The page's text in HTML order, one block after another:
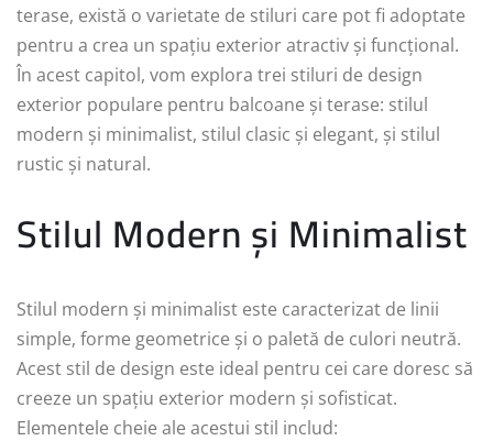
terase, există o varietate de stiluri care pot fi adoptate
pentru a crea un spațiu exterior atractiv și funcțional.
În acest capitol, vom explora trei stiluri de design
exterior populare pentru balcoane și terase: stilul
modern și minimalist, stilul clasic și elegant, și stilul
rustic și natural.
Stilul Modern și Minimalist
Stilul modern și minimalist este caracterizat de linii
simple, forme geometrice și o paletă de culori neutră.
Acest stil de design este ideal pentru cei care doresc să
creeze un spațiu exterior modern și sofisticat.
Elementele cheie ale acestui stil includ: